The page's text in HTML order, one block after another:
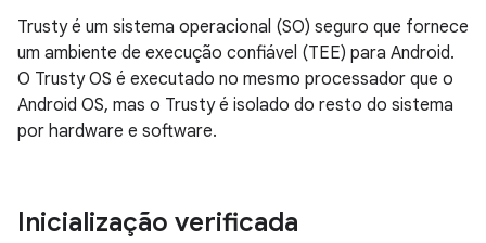
Trusty é um sistema operacional (SO) seguro que fornece
um ambiente de execução confiável (TEE) para Android.
O Trusty OS é executado no mesmo processador que o
Android OS, mas o Trusty é isolado do resto do sistema
por hardware e software.
Inicialização verificada